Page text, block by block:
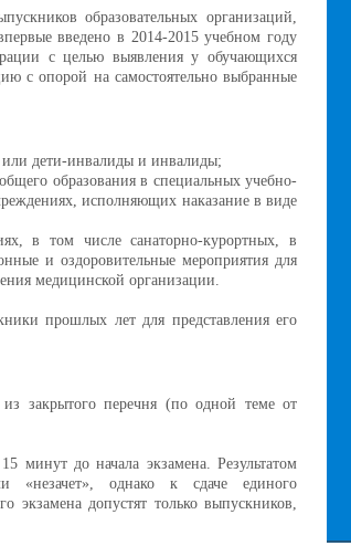
образовательных организаций,
введено в 2014-2015 учебном году
с целью выявления у обучающихся
с опорой на самостоятельно выбранные
дети-инвалиды и инвалиды;
образования в специальных учебно-
исполняющих наказание в виде
в том числе санаторно-курортных, в
и оздоровительные мероприятия для
медицинской организации.
прошлых лет для представления его
закрытого перечня (по одной теме от
минут до начала экзамена. Результатом
«незачет», однако к сдаче единого
экзамена допустят только выпускников,